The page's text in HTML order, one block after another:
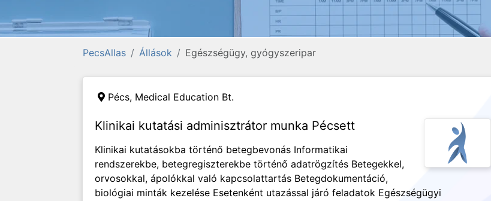
PecsAllas Állások Egészségügy, gyógyszeripar
Pécs, Medical Education Bt.
Klinikai kutatási adminisztrátor munka Pécsett
Klinikai kutatásokba történő betegbevonás Informatikai
rendszerekbe, betegregiszterekbe történő adatrögzítés Betegekkel,
orvosokkal, ápolókkal való kapcsolattartás Betegdokumentáció,
biológiai minták kezelése Esetenként utazással járó feladatok Egészségügyi